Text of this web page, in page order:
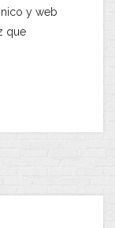
y web
que